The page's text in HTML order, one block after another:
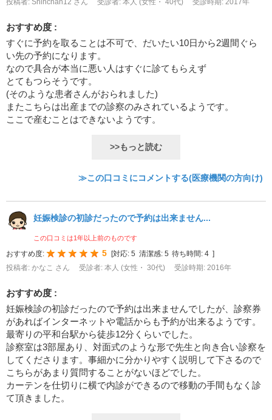
投稿者: Shinchan12 さん 受診者: 本人 (女性・ 40代) 受診時期: 2017年
おすすめ度 :
すぐに予約を取ることは不可で、だいたい10日から2週間ぐら
い先の予約になります。
なので具合が本当に悪い人はすぐに診てもらえず
とてもつらそうです。
(そのような患者さんがおられました)
またこちらは出産までの診察のみされているようです。
ここで産むことはできないようです。
>>もっと読む
≫この口コミにコメントする(医療機関の方向け)
妊娠検診の初診だったので予約は出来ません...
この口コミは1年以上前のものです
おすすめ度: 5 [対応: 5 清潔感: 5 待ち時間: 4 ]
投稿者: かなこ さん
受診者: 本人 (女性・ 30代) 受診時期: 2016年
おすすめ度 :
妊娠検診の初診だったので予約は出来ませんでしたが、診察券
があればインターネットや電話からも予約が出来るようです。
最寄りの平和台駅から徒歩12分くらいでした。
診察室は3部屋あり、対面式のような形で先生と向き合い診察を
してくださります。事細かに分かりやすく説明して下さるので
こちらがあまり質問することがないほどでした。
カーテンを仕切りに横で内診ができるので移動の手間もなく診
て頂きました。